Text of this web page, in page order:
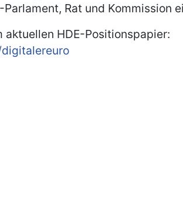
Parlament, Rat und
aktuellen HDE-Positionspapier: